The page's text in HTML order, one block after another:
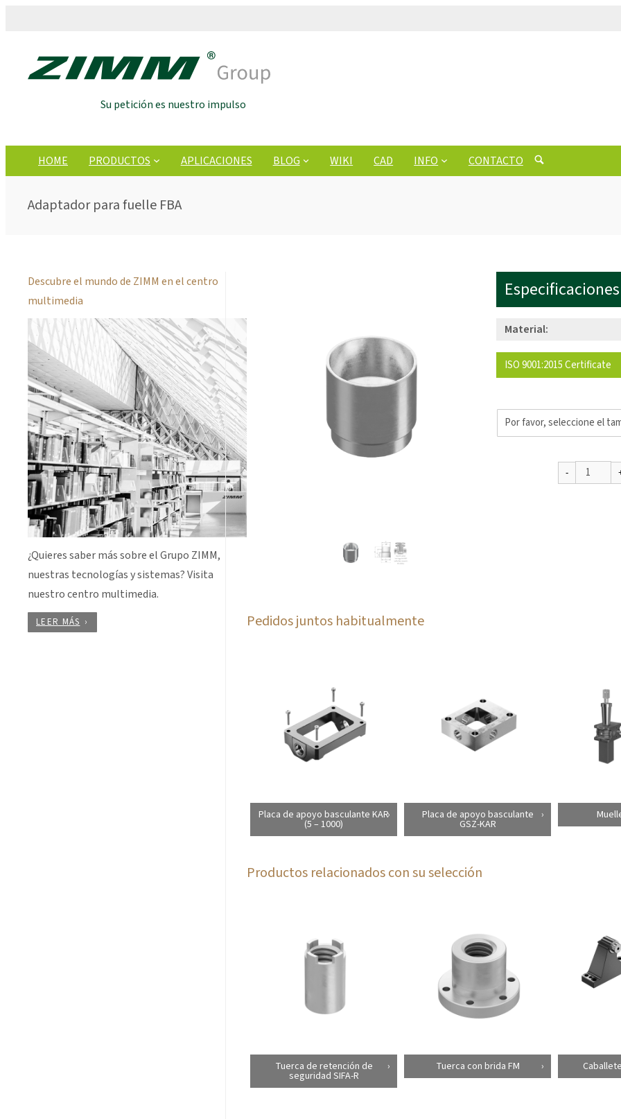
Su petición es nuestro impulso
HOME PRODUCTOS APLICACIONES BLOG WIKI CAD INFO CONTACTO
Adaptador para fuelle FBA
Descubre el mundo de ZIMM en el centro
multimedia
¿Quieres saber más sobre el Grupo ZIMM,
nuestras tecnologías y sistemas? Visita
nuestro centro multimedia.
LEER MÁS
Material:
ISO 9001:2015 Certificate
Pedidos juntos habitualmente
Placa de apoyo basculante KAR
(5 – 1000)
Placa de apoyo basculante
GSZ-KAR
Productos relacionados con su selección
Tuerca de retención de
seguridad SIFA-R
Tuerca con brida FM